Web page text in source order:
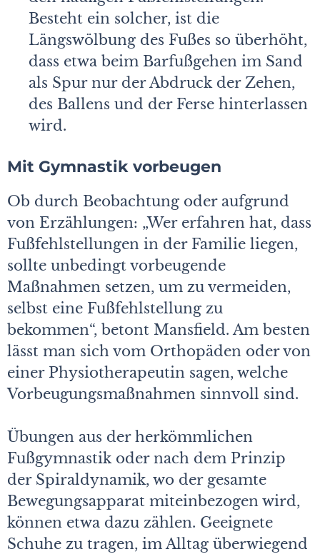
Besteht ein solcher, ist die
Längswölbung des Fußes so überhöht,
dass etwa beim Barfußgehen im Sand
als Spur nur der Abdruck der Zehen,
des Ballens und der Ferse hinterlassen
wird.
Mit Gymnastik vorbeugen
Ob durch Beobachtung oder aufgrund
von Erzählungen: „Wer erfahren hat, dass
Fußfehlstellungen in der Familie liegen,
sollte unbedingt vorbeugende
Maßnahmen setzen, um zu vermeiden,
selbst eine Fußfehlstellung zu
bekommen“, betont Mansfield. Am besten
lässt man sich vom Orthopäden oder von
einer Physiotherapeutin sagen, welche
Vorbeugungsmaßnahmen sinnvoll sind.
Übungen aus der herkömmlichen
Fußgymnastik oder nach dem Prinzip
der Spiraldynamik, wo der gesamte
Bewegungsapparat miteinbezogen wird,
können etwa dazu zählen. Geeignete
Schuhe zu tragen, im Alltag überwiegend